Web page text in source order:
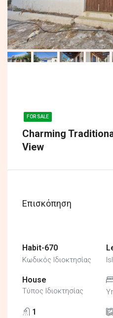
FOR SALE
Charming
View
Επισκόπηση
Habit-670
Κωδικός Ιδιοκτησίας
House
Τύπος Ιδιοκτησίας
1